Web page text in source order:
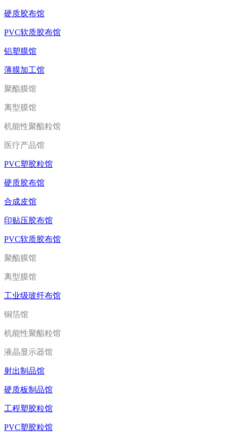
硬质胶布馆
PVC软质胶布馆
铝塑膜馆
薄膜加工馆
聚酯膜馆
离型膜馆
机能性聚酯粒馆
医疗产品馆
PVC塑胶粒馆
硬质胶布馆
合成皮馆
印贴压胶布馆
PVC软质胶布馆
聚酯膜馆
离型膜馆
工业级玻纤布馆
铜箔馆
机能性聚酯粒馆
液晶显示器馆
射出制品馆
硬质板制品馆
工程塑胶粒馆
PVC塑胶粒馆